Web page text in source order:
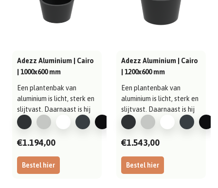
Adezz Aluminium | Cairo
| 1000x600 mm
Een plantenbak van
aluminium is licht, sterk en
slijtvast. Daarnaast is hij
gema..
Bestel hier
€1.194,00
Adezz Aluminium | Cairo
| 1200x600 mm
Een plantenbak van
aluminium is licht, sterk en
slijtvast. Daarnaast is hij
gema..
Bestel hier
€1.543,00